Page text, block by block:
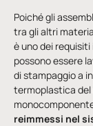
Poiché gli
tra gli altri
è uno dei requisiti
possono essere
di stampaggio a
termoplastica del
reimmessi nel